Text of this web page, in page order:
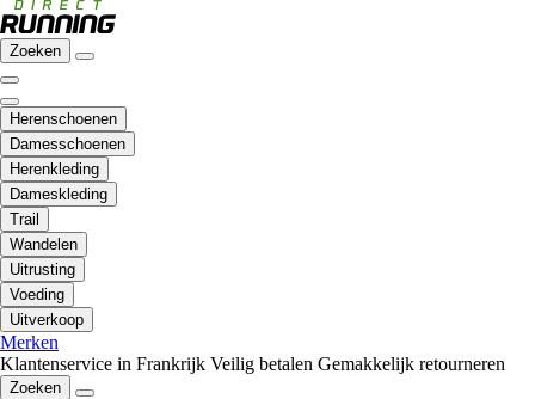
Zoeken
Herenschoenen
Damesschoenen
Herenkleding
Dameskleding
Trail
Wandelen
Uitrusting
Voeding
Uitverkoop
Merken
Klantenservice in Frankrijk Veilig betalen Gemakkelijk retourneren
Zoeken